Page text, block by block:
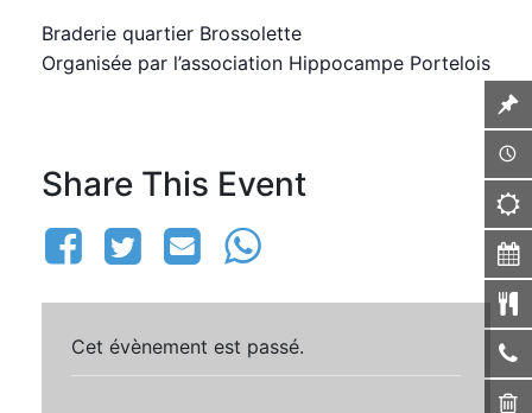
Braderie quartier Brossolette
Organisée par l’association Hippocampe Portelois
Share This Event
Cet évènement est passé.